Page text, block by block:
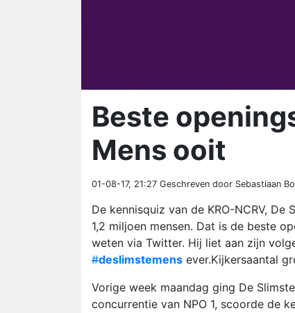
Beste
Mens ooit
01-08-17, 21:27 Geschreven door Sebastiaan
De kennisquiz van de KRO-NCRV,
1,2 miljoen mensen. Dat is de beste
weten via Twitter. Hij liet aan zijn
#deslimstemens ever.Kijkersaantal
Vorige week maandag ging De
concurrentie van NPO 1, scoorde de